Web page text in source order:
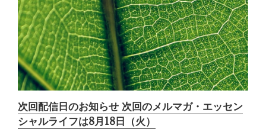
次回配信日のお知らせ 次回のメルマガ・エッセン
シャルライフは8月18日（火）